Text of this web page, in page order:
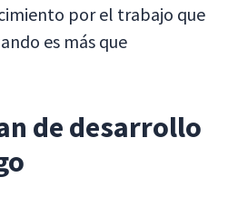
por el trabajo que
es más que
de desarrollo